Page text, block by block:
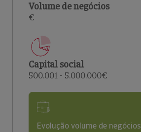
Volume de negócios
€
Capital social
500.001 - 5.000.000€
Evolução volume de negócios